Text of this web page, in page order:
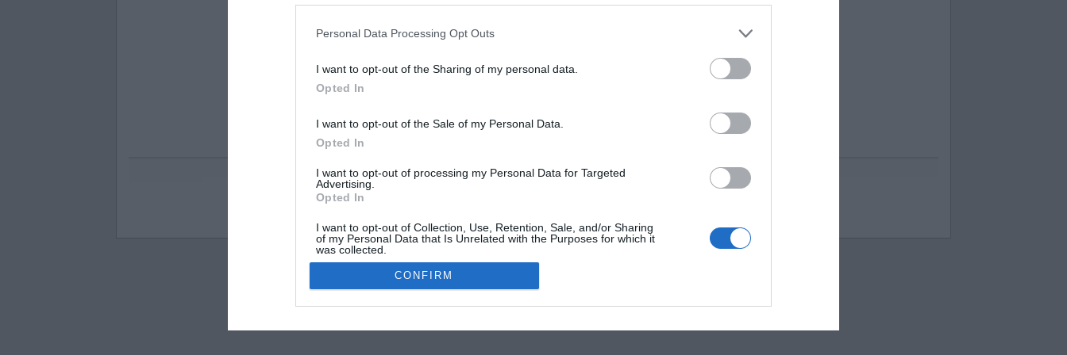
Personal Data Processing Opt Outs
I want to opt-out of the Sharing of my personal data.
Opted In
I want to opt-out of the Sale of my Personal Data.
Opted In
I want to opt-out of processing my Personal Data for Targeted
Advertising.
Opted In
I want to opt-out of Collection, Use, Retention, Sale, and/or Sharing
of my Personal Data that Is Unrelated with the Purposes for which it
was collected.
Opted Out
CONFIRM
Respuestas Apensar
100 pics cheats
4 bilder 1 wort lösungen
4 images 1 mot
Games-helper.com
MOKSLON.LT © 2011
Visos teisės saugomos. Mokslon.lt © 2011. Kopijuoti, dauginti bei platinti galima tik gavus Mokslon.lt sutikimą.